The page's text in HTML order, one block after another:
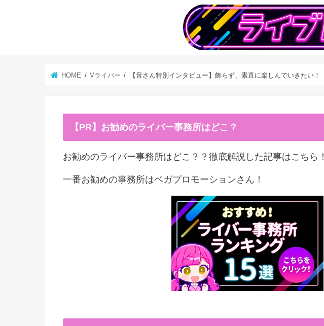
HOME Vライバー 【音さん特別インタビュー】飾らず、素直に楽しんでいきたい！
【PR】お勧めのライバー事務所はどこ？
お勧めのライバー事務所はどこ？？徹底解説した記事はこちら！
一番お勧めの事務所はベガプロモーションさん！